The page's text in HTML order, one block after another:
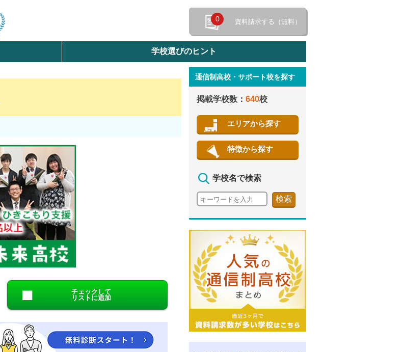
0 資料請求する（無料）
検索
中国
九州・沖縄
閉じる
学校選びのヒント
チェックして
リストに追加
通信制高校・サポート校を探す
掲載学校数： 640校
エリアから探す
特徴から探す
学校名で検索